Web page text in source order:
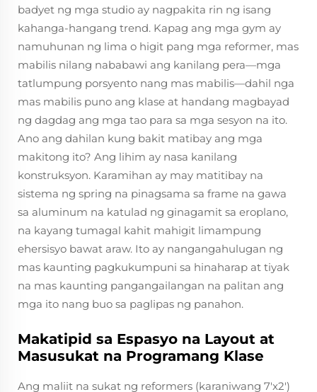
badyet ng mga studio ay nagpakita rin ng isang
kahanga-hangang trend. Kapag ang mga gym ay
namuhunan ng lima o higit pang mga reformer, mas
mabilis nilang nababawi ang kanilang pera—mga
tatlumpung porsyento nang mas mabilis—dahil nga
mas mabilis puno ang klase at handang magbayad
ng dagdag ang mga tao para sa mga sesyon na ito.
Ano ang dahilan kung bakit matibay ang mga
makitong ito? Ang lihim ay nasa kanilang
konstruksyon. Karamihan ay may matitibay na
sistema ng spring na pinagsama sa frame na gawa
sa aluminum na katulad ng ginagamit sa eroplano,
na kayang tumagal kahit mahigit limampung
ehersisyo bawat araw. Ito ay nangangahulugan ng
mas kaunting pagkukumpuni sa hinaharap at tiyak
na mas kaunting pangangailangan na palitan ang
mga ito nang buo sa paglipas ng panahon.
Makatipid sa Espasyo na Layout at
Masusukat na Programang Klase
Ang maliit na sukat ng reformers (karaniwang 7'x2')